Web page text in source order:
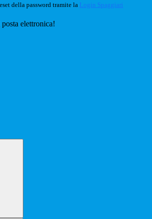
della password tramite la Login Spaggiari
elettronica!